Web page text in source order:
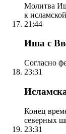
Молитва
к
21:44
Иша с
Согласно
23:31
Конец
северных
23:31